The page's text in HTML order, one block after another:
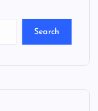
Search